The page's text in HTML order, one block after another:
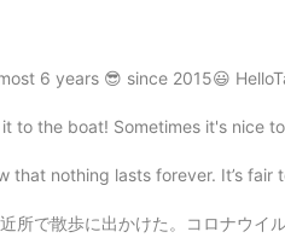
、私たちのトピアリーの世話を
EN
😎 since 2015😃 HelloTalkを始めた時にローマ
to the boat! Sometimes it's nice
that nothing lasts forever. It’s
出かけた。コロナウイルスによって駐車場全部閉鎖されたので海